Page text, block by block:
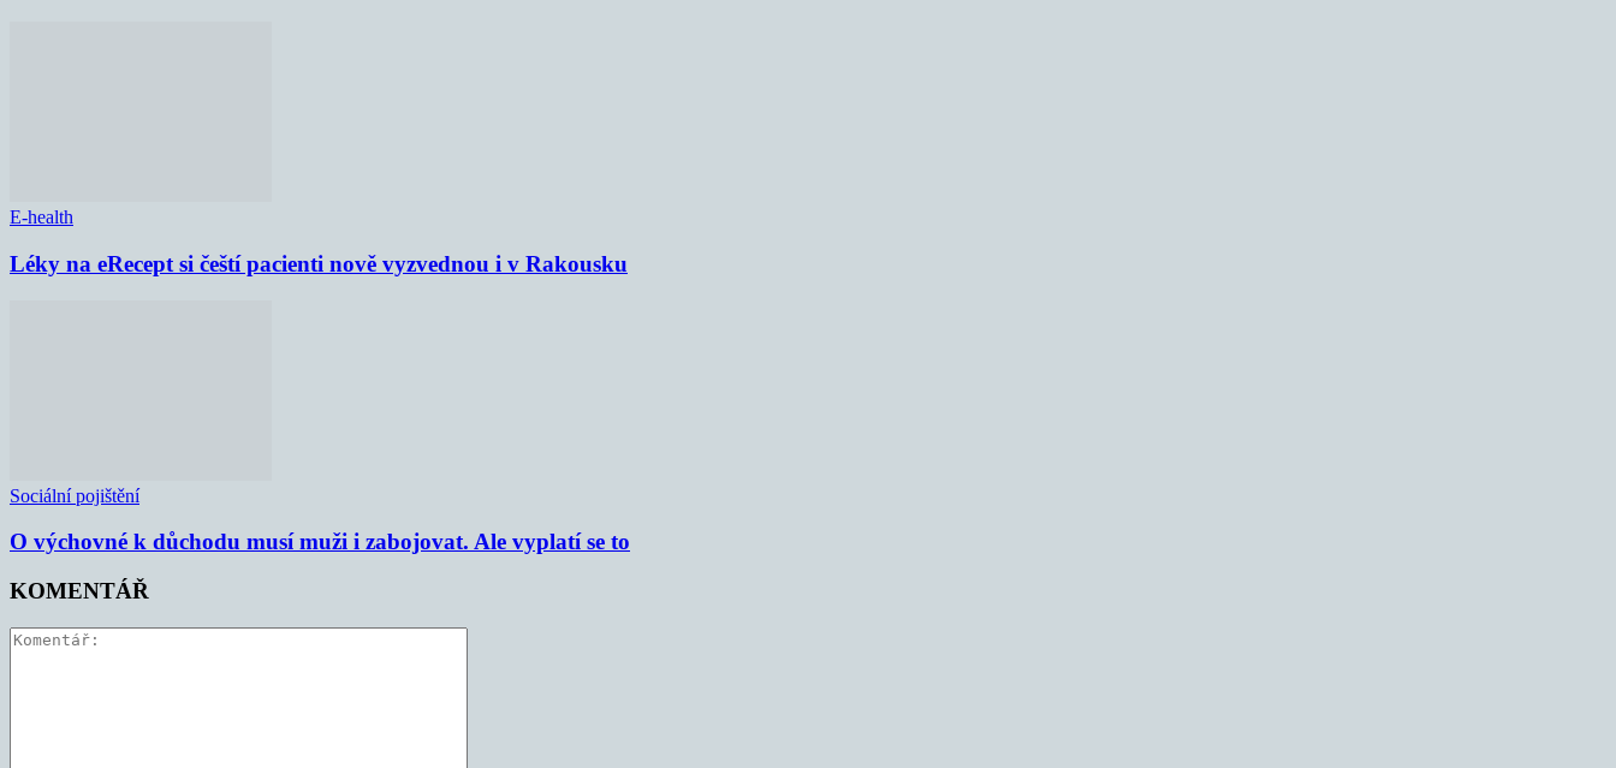
E-health
Léky na eRecept si čeští pacienti nově vyzvednou i v Rakousku
Sociální pojištění
O výchovné k důchodu musí muži i zabojovat. Ale vyplatí se to
KOMENTÁŘ